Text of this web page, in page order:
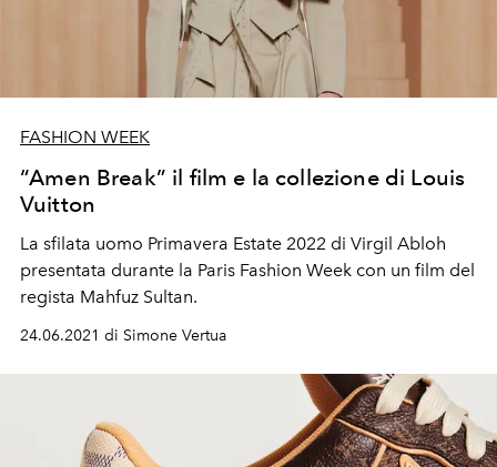
FASHION WEEK
“Amen Break” il film e la collezione di Louis
Vuitton
La sfilata uomo Primavera Estate 2022 di Virgil Abloh
presentata durante la Paris Fashion Week con un film del
regista Mahfuz Sultan.
24.06.2021 di Simone Vertua